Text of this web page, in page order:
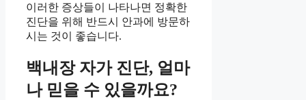
이러한 증상들이 나타나면 정확한
진단을 위해 반드시 안과에 방문하
시는 것이 좋습니다.
백내장 자가 진단, 얼마
나 믿을 수 있을까요?